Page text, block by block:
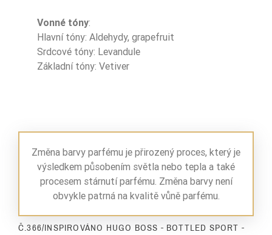
Vonné tóny:
Hlavní tóny: Aldehydy, grapefruit
Srdcové tóny: Levandule
Základní tóny: Vetiver
Změna barvy parfému je přirozený proces, který je
výsledkem působením světla nebo tepla a také
procesem stárnutí parfému. Změna barvy není
obvykle patrná na kvalitě vůně parfému.
Č.366/INSPIROVÁNO HUGO BOSS - BOTTLED SPORT -